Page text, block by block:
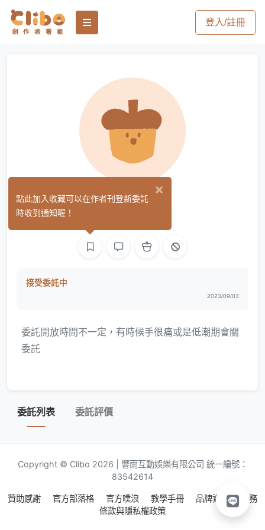
登入/註冊
都幾 (40)
接受委託中
2023/09/03
委託開放時間不一定，有時候手很痛或是低潮期會關
委託
委託列表 委託評價
Copyright © Clibo 2026 | 響雨互動娛樂有限公司 統一編號：
83542614
贊助感謝 官方部落格 官方噗浪 教學手冊 品牌資源
服務
條款與隱私權政策
×
點此加入收藏可以在作者刊登新委託
時收到通知喔！